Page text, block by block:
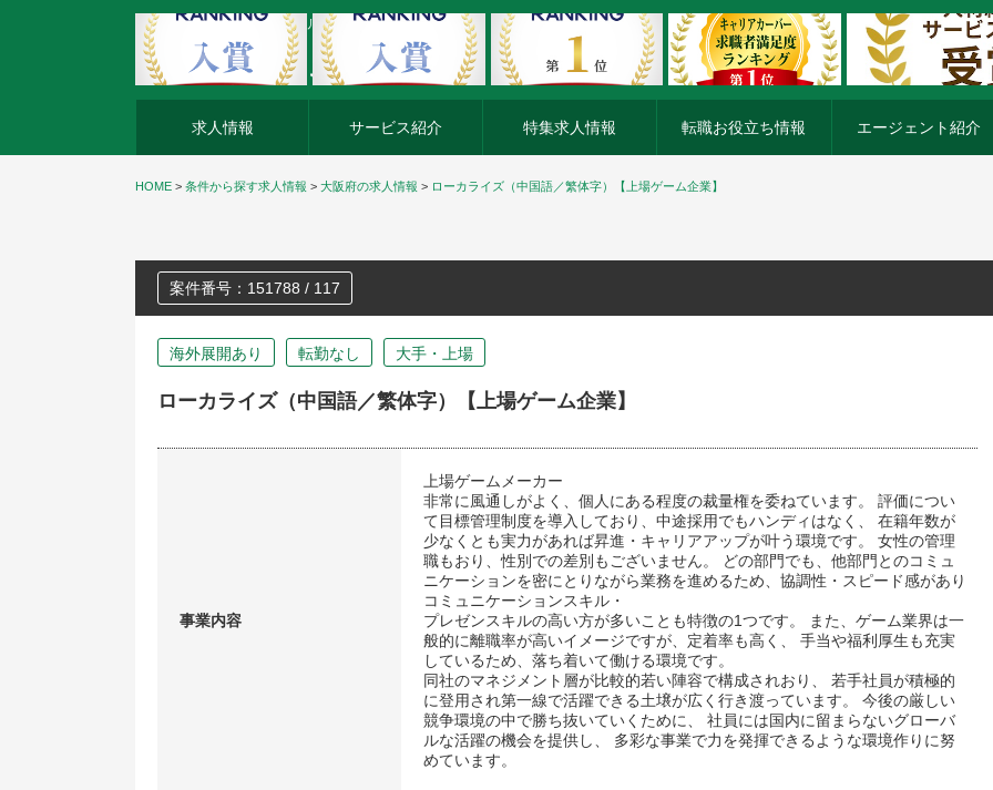
外資系企業の転職・キャリア転職ならアージスジャパン
求人情報 サービス紹介 特集求人情報 転職お役立ち情報 エージェント紹介
HOME > 条件から探す求人情報 > 大阪府の求人情報 > ローカライズ（中国語／繁体字）【上場ゲーム企業】
案件番号：151788 / 117
海外展開あり 転勤なし 大手・上場
ローカライズ（中国語／繁体字）【上場ゲーム企業】
事業内容
上場ゲームメーカー
非常に風通しがよく、個人にある程度の裁量権を委ねています。 評価につい
て目標管理制度を導入しており、中途採用でもハンディはなく、 在籍年数が
少なくとも実力があれば昇進・キャリアアップが叶う環境です。 女性の管理
職もおり、性別での差別もございません。 どの部門でも、他部門とのコミュ
ニケーションを密にとりながら業務を進めるため、協調性・スピード感があり
コミュニケーションスキル・
プレゼンスキルの高い方が多いことも特徴の1つです。 また、ゲーム業界は一
般的に離職率が高いイメージですが、定着率も高く、 手当や福利厚生も充実
しているため、落ち着いて働ける環境です。
同社のマネジメント層が比較的若い陣容で構成されおり、 若手社員が積極的
に登用され第一線で活躍できる土壌が広く行き渡っています。 今後の厳しい
競争環境の中で勝ち抜いていくために、 社員には国内に留まらないグローバ
ルな活躍の機会を提供し、 多彩な事業で力を発揮できるような環境作りに努
めています。